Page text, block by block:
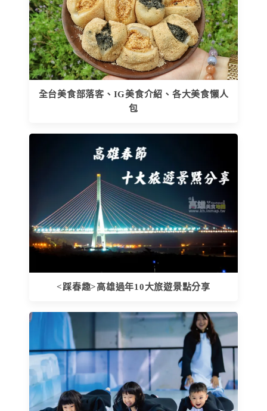
全台美食部落客、IG美食介紹、各大美食懶人
包
<踩春趣>高雄過年10大旅遊景點分享